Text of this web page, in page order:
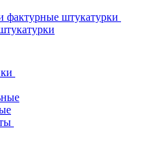
фактурные штукатурки